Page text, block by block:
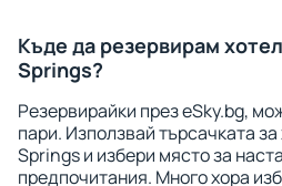
Къде да резервирам
Springs?
Резервирайки през eSky.bg,
пари. Използвай търсачката
Springs и избери място за
предпочитания. Много хора